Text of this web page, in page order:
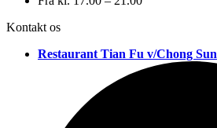
Kontakt os
Restaurant Tian Fu v/Chong Sun